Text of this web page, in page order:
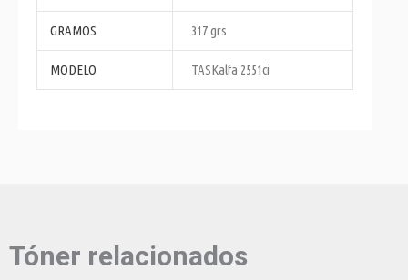
GRAMOS 317 grs
MODELO TASKalfa 2551ci
Tóner relacionados